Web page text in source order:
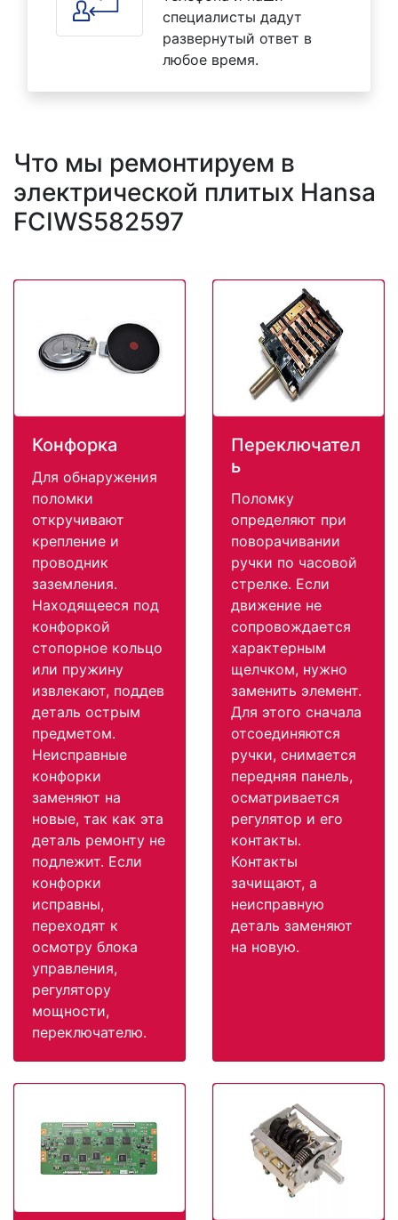
специалисты дадут
развернутый ответ в
любое время.
Что мы ремонтируем в
электрической плитых Hansa
FCIWS582597
Конфорка
Для обнаружения
поломки
откручивают
крепление и
проводник
заземления.
Находящееся под
конфоркой
стопорное кольцо
или пружину
извлекают, поддев
деталь острым
предметом.
Неисправные
конфорки
заменяют на
новые, так как эта
деталь ремонту не
подлежит. Если
конфорки
исправны,
переходят к
осмотру блока
управления,
регулятору
мощности,
переключателю.
Переключател
ь
Поломку
определяют при
поворачивании
ручки по часовой
стрелке. Если
движение не
сопровождается
характерным
щелчком, нужно
заменить элемент.
Для этого сначала
отсоединяются
ручки, снимается
передняя панель,
осматривается
регулятор и его
контакты.
Контакты
зачищают, а
неисправную
деталь заменяют
на новую.